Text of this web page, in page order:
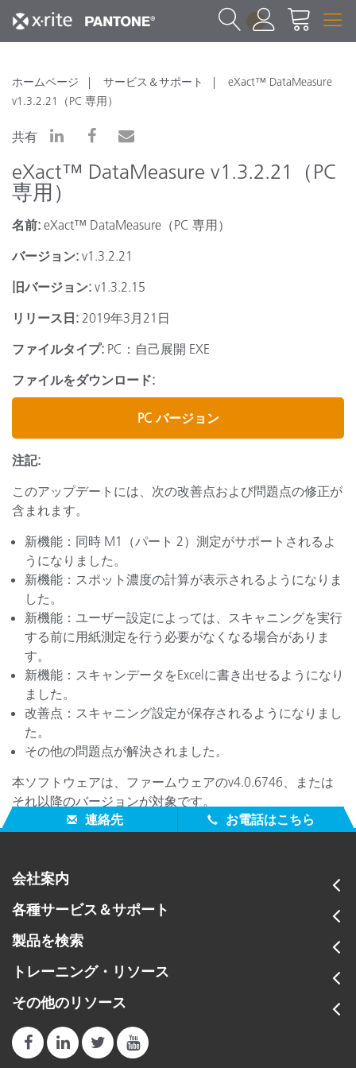
1
ホームページ サービス＆サポート
eXact™ DataMeasure
v1.3.2.21（PC 専用）
共有
eXact™ DataMeasure v1.3.2.21（PC
専用）
名前: eXact™ DataMeasure（PC 専用）
バージョン: v1.3.2.21
旧バージョン: v1.3.2.15
リリース日: 2019年3月21日
ファイルタイプ: PC：自己展開 EXE
ファイルをダウンロード:
PC バージョン
注記:
このアップデートには、次の改善点および問題点の修正が
含まれます。
新機能：同時 M1（パート 2）測定がサポートされるよ
うになりました。
新機能：スポット濃度の計算が表示されるようになりま
した。
新機能：ユーザー設定によっては、スキャニングを実行
する前に用紙測定を行う必要がなくなる場合がありま
す。
新機能：スキャンデータをExcelに書き出せるようになり
ました。
改善点：スキャニング設定が保存されるようになりまし
た。
その他の問題点が解決されました。
本ソフトウェアは、ファームウェアのv4.0.6746、または
それ以降のバージョンが対象です。
連絡先
お電話はこちら
会社案内
各種サービス＆サポート
製品を検索
トレーニング・リソース
その他のリソース